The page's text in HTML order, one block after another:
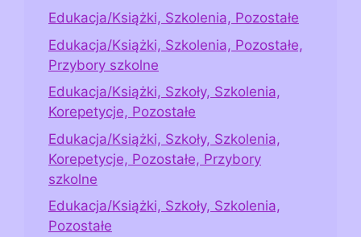
Edukacja/Książki, Szkolenia, Pozostałe
Edukacja/Książki, Szkolenia, Pozostałe,
Przybory szkolne
Edukacja/Książki, Szkoły, Szkolenia,
Korepetycje, Pozostałe
Edukacja/Książki, Szkoły, Szkolenia,
Korepetycje, Pozostałe, Przybory
szkolne
Edukacja/Książki, Szkoły, Szkolenia,
Pozostałe